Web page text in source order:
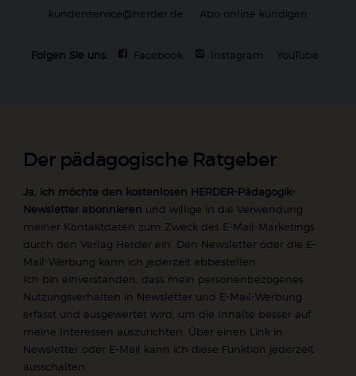
kundenservice@herder.de
Abo online kündigen
Folgen Sie uns: Facebook Instagram YouTube
Der pädagogische Ratgeber
Ja, ich möchte den kostenlosen HERDER-Pädagogik-
Newsletter abonnieren und willige in die Verwendung
meiner Kontaktdaten zum Zweck des E-Mail-Marketings
durch den Verlag Herder ein. Den Newsletter oder die E-
Mail-Werbung kann ich jederzeit abbestellen.
Ich bin einverstanden, dass mein personenbezogenes
Nutzungsverhalten in Newsletter und E-Mail-Werbung
erfasst und ausgewertet wird, um die Inhalte besser auf
meine Interessen auszurichten. Über einen Link in
Newsletter oder E-Mail kann ich diese Funktion jederzeit
ausschalten.